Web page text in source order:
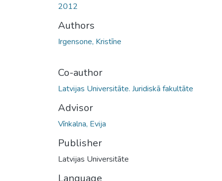
2012
Authors
Irgensone, Kristīne
Co-author
Latvijas Universitāte. Juridiskā fakultāte
Advisor
Vīnkalna, Evija
Publisher
Latvijas Universitāte
Language